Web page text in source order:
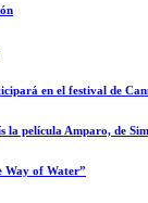
en el festival de
la película Amparo, de
of Water”